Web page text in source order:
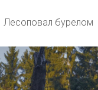
Лесоповал бурелом